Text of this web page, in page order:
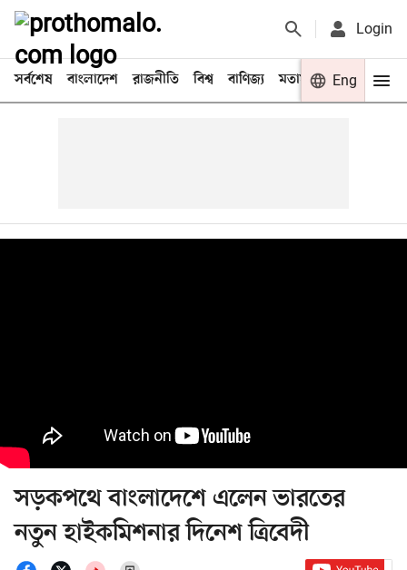
Login
সর্বশেষ বাংলাদেশ রাজনীতি বিশ্ব বাণিজ্য মতামত খেলা
Eng
সড়কপথে বাংলাদেশে এলেন ভারতের
নতুন হাইকমিশনার দিনেশ ত্রিবেদী